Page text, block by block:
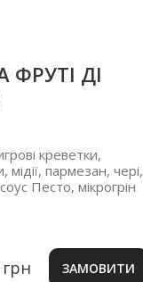
ФРУТІ ДІ
креветки,
мідії, пармезан, чері,
Песто, мікрогрін
ЗАМОВИТИ